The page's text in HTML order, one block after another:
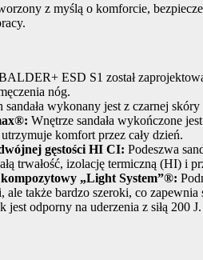
z myślą o komforcie,
ESD S1 został
nóg.
sandała wykonany jest z czarnej
Wnętrze sandała wykończone
komfort przez cały dzień.
gęstości HI CI: Podeszwa
trwałość, izolację termiczną (HI) i
„Light System”®:
także bardzo szeroki, co
jest odporny na uderzenia z siłą 200 J.